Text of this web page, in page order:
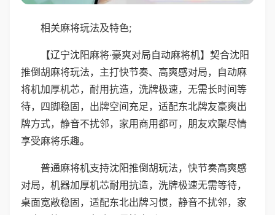
相关麻将玩法及特色;
【辽宁沈阳麻将·豪爽对局自动麻将机】契合沈阳
推倒胡麻将玩法，主打快节奏、高爽感对局，自动麻
将机加厚机芯，耐用抗造，洗牌极速，无需长时间等
待，四脚稳固，出牌空间充足，适配东北牌友豪爽出
牌方式，静音不扰邻，家用商用都可，朋友欢聚尽情
享受麻将乐趣。
普通麻将机支持沈阳推倒胡玩法，快节奏高爽感
对局，机器加厚机芯耐用抗造，洗牌极速无需等待，
桌面宽敞稳固，适配东北出牌习惯，静音不扰邻，家